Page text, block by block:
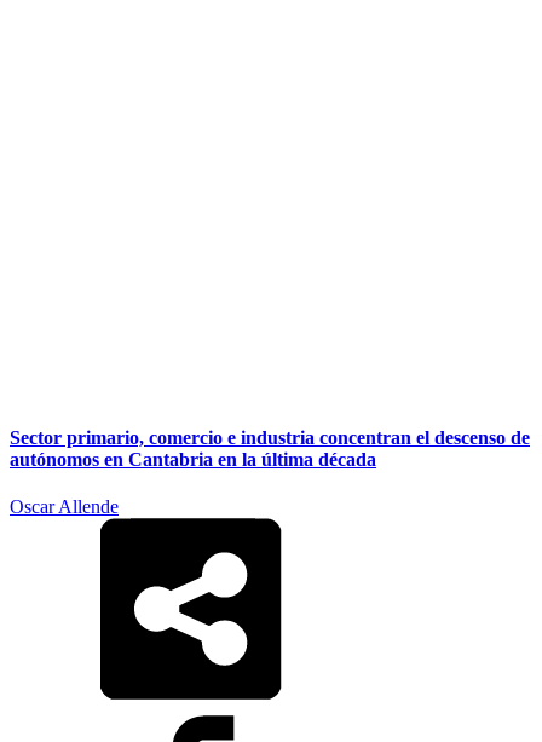
Sector primario, comercio e industria concentran el descenso de
autónomos en Cantabria en la última década
Oscar Allende